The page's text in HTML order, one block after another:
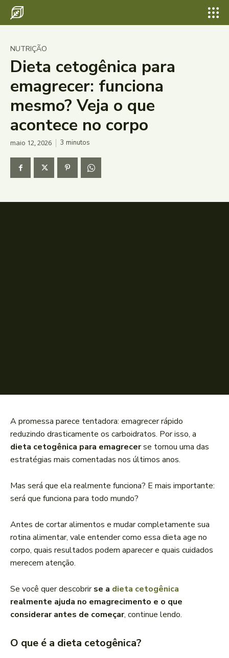
NUTRIÇÃO
Dieta cetogênica para
emagrecer: funciona
mesmo? Veja o que
acontece no corpo
maio 12, 2026 3 minutos
A promessa parece tentadora: emagrecer rápido
reduzindo drasticamente os carboidratos. Por isso, a
dieta cetogênica para emagrecerse tornou uma das
estratégias mais comentadas nos últimos anos.
Mas será que ela realmente funciona? E mais importante:
será que funciona para todo mundo?
Antes de cortar alimentos e mudar completamente sua
rotina alimentar, vale entender como essa dieta age no
corpo, quais resultados podem aparecer e quais cuidados
merecem atenção.
Se você quer descobrirse a dieta cetogênica
realmente ajuda no emagrecimento e o que
considerar antes de começar, continue lendo.
O que é a dieta cetogênica?